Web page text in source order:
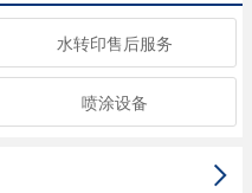
水转印售后服务
喷涂设备
